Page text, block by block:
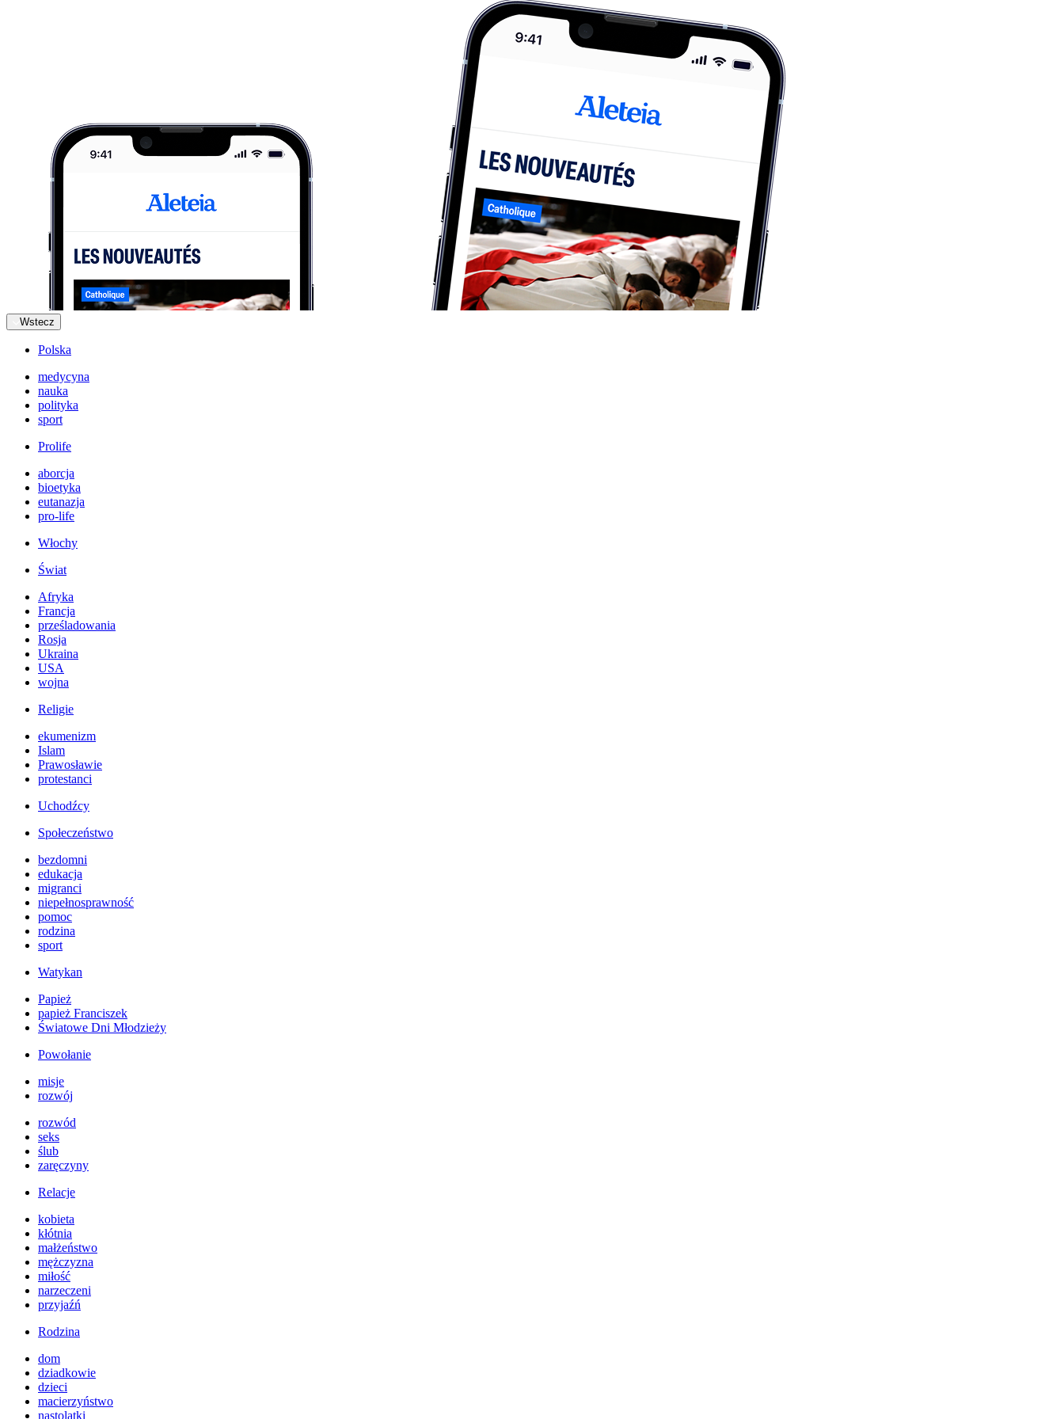
Wstecz
Polska
medycyna
nauka
polityka
sport
Prolife
aborcja
bioetyka
eutanazja
pro-life
Włochy
Świat
Afryka
Francja
prześladowania
Rosja
Ukraina
USA
wojna
Religie
ekumenizm
Islam
Prawosławie
protestanci
Uchodźcy
Społeczeństwo
bezdomni
edukacja
migranci
niepełnosprawność
pomoc
rodzina
sport
Watykan
Papież
papież Franciszek
Światowe Dni Młodzieży
Powołanie
misje
rozwój
rozwód
seks
ślub
zaręczyny
Relacje
kobieta
kłótnia
małżeństwo
mężczyzna
miłość
narzeczeni
przyjaźń
Rodzina
dom
dziadkowie
dzieci
macierzyństwo
nastolatki